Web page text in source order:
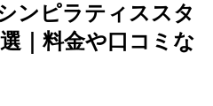
ンピラティススタ
｜料金や口コミな